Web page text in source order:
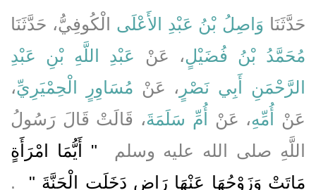
حَدَّثَنَا وَاصِلُ بْنُ عَبْدِ الأَعْلَى الْكُوفِيُّ، حَدَّثَنَا
مُحَمَّدُ بْنُ فُضَيْلٍ، عَنْ عَبْدِ اللَّهِ بْنِ عَبْدِ
الرَّحْمَنِ أَبِي نَصْرٍ ، عَنْ مُسَاوِرٍ الْحِمْيَرِيِّ،
عَنْ
أُمِّهِ، عَنْ أُمِّ سَلَمَةَ، قَالَتْ قَالَ رَسُولُ
اللَّهِ صلى الله عليه وسلم ‏
"‏ أَيُّمَا امْرَأَةٍ
مَاتَتْ وَزَوْجُهَا عَنْهَا رَاضٍ دَخَلَتِ الْجَنَّةَ ‏"
‏ ‏.‏